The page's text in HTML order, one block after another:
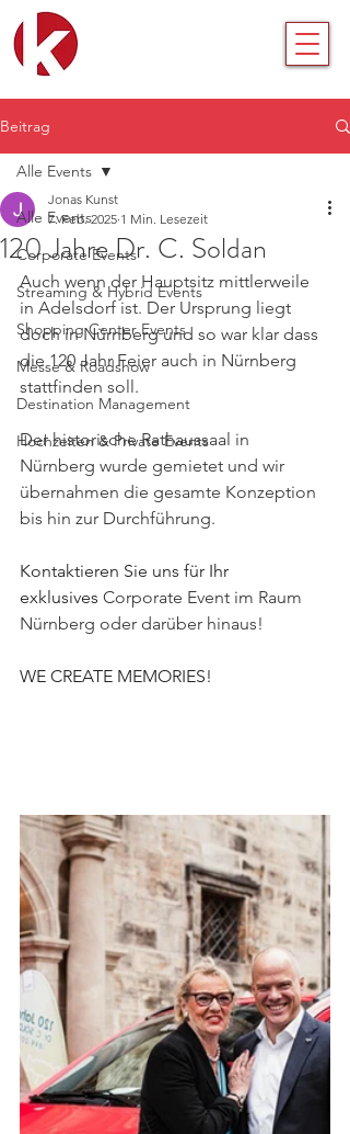
Beitrag
Alle Events
Corporate Events
Streaming & Hybrid Events
Shopping Center Events
Messe & Roadshow
Destination Management
Hochzeiten & Private Events
Alle Events
120 Jahre Dr. C. Soldan
Jonas Kunst
7. Feb. 2025 1 Min. Lesezeit
Auch wenn der Hauptsitz mittlerweile
in Adelsdorf ist. Der Ursprung liegt
doch in Nürnberg und so war klar dass
die 120 Jahr Feier auch in Nürnberg
stattfinden soll.
Der historische Rathaussaal in
Nürnberg wurde gemietet und wir
übernahmen die gesamte Konzeption
bis hin zur Durchführung.
Kontaktieren Sie uns für Ihr
exklusives Corporate Event im Raum
Nürnberg oder darüber hinaus!
WE CREATE MEMORIES!